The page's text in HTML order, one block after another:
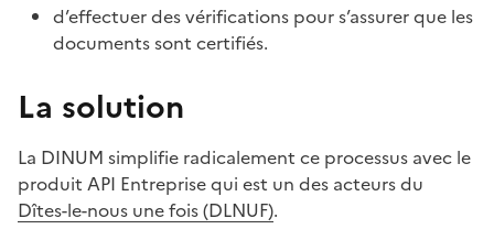
d’effectuer des vérifications pour s’assurer que les
documents sont certifiés.
La solution
La DINUM simplifie radicalement ce processus avec le
produit API Entreprise qui est un des acteurs du
Dîtes-le-nous une fois (DLNUF).